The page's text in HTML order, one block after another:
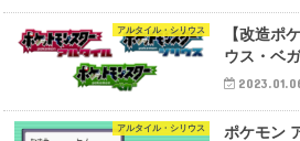
アルタイル・シリウス
【改造ポ
ウス・ベ
アルタイル・シリウス
ポケモン